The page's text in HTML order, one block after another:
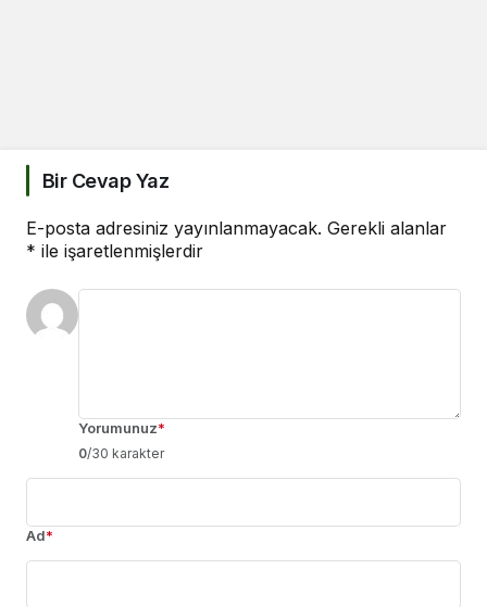
Bir Cevap Yaz
E-posta adresiniz yayınlanmayacak. Gerekli alanlar
* ile işaretlenmişlerdir
Yorumunuz*
0/30 karakter
Ad*